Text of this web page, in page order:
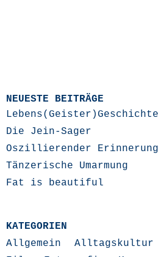
NEUESTE BEITRÄGE
Die Jein-Sager
Oszillierender
Tänzerische Umarmung
Fat is beautiful
KATEGORIEN
Allgemein
Alltagskultur